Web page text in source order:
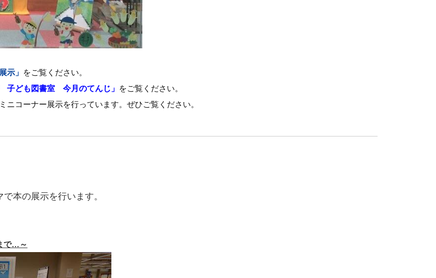
示」 をご覧ください。
子ども図書室 今月のてんじ」 をご覧ください。
コーナー展示を行っています。ぜひご覧ください。
本の展示を行います。
で…～